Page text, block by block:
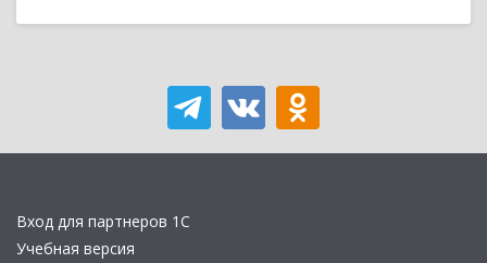
Вход для партнеров 1С
Учебная версия